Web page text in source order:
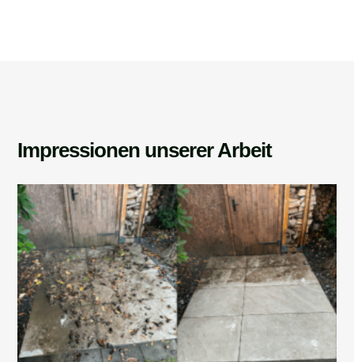
Impressionen unserer Arbeit